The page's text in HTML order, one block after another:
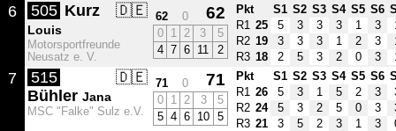
6 🇩🇪
505 Kurz
Louis
Motorsportfreunde
Neusatz e. V.
62 0 62
0 1 2 3
5
4
7 6 11 2
Pkt S1 S2 S3 S4 S5 S6
R1
25 5 3 3 3 1 3
R2 19 3 3 3 1 2 3
R3 18 2 5 3 2 0 3
7 🇩🇪
515
Bühler Jana
MSC "Falke" Sulz e.V.
71 0 71
0 1 2 3
5
5
4 6 10 5
Pkt S1 S2 S3 S4 S5 S6
R1
26 5 3 1 5 2 3
R2 24 5 3 2 5 0 3
R3 21 3 5 2 3 1 3